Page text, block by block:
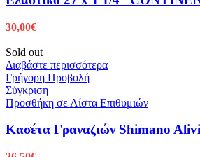
30,00€
Sold out
Διαβάστε περισσότερα
Γρήγορη Προβολή
Σύγκριση
Προσθήκη σε Λίστα Επιθυμιών
Κασέτα Γραναζιών Shimano